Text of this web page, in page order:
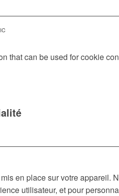
that can be used for cookie
en place sur votre
utilisateur, et pour